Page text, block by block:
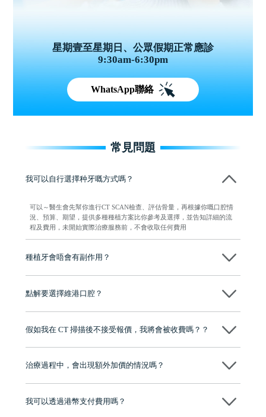
星期壹至星期日、公眾假期正常應診
9:30am-6:30pm
WhatsApp聯絡
常見問題
我可以自行選擇种牙嘅方式嗎？
可以～醫生會先幫你進行CT SCAN檢查、評估骨量，再根據你嘅口腔情
況、預算、期望，提供多種種植方案比你參考及選擇，並告知詳細的流
程及費用，未開始實際治療服務前，不會收取任何費用
種植牙會唔會有副作用？
作，會最大化避免一切副作用。
點解要選擇維港口腔？
牌」、「2025香港企業領袖品牌」，是諾貝爾種植系統全球放心植牙中
至今已服務超過三十個國家和地區的顧客，受到粵港澳大灣區及周邊城
市市民極高的口碑評價及信任推薦 珠海、深圳設有八大分院，香港亦設
有咨詢及服務保障中心，有任何問題都可以隨時預約免費咨詢，讓人十
假如我在 CT 掃描後不接受報價，我將會被收費嗎？？
不會！只要未開始實際服務之前，你不會被收取任何費用。
治療過程中，會出現額外加價的情況嗎？
我可以透過港幣支付費用嗎？